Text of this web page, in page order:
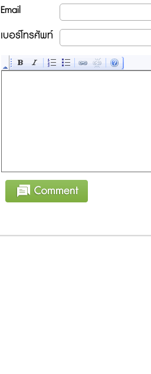
Email
เบอร์โทรศัพท์